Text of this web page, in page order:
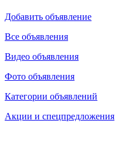
Добавить объявление
Все объявления
Видео объявления
Фото объявления
Категории объявлений
Акции и спецпредложения